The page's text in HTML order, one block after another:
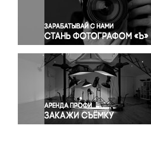
Правосудие
Происшествия и конфликты
Религия
Светская жизнь
Спорт
Экология
Экономика и бизнес